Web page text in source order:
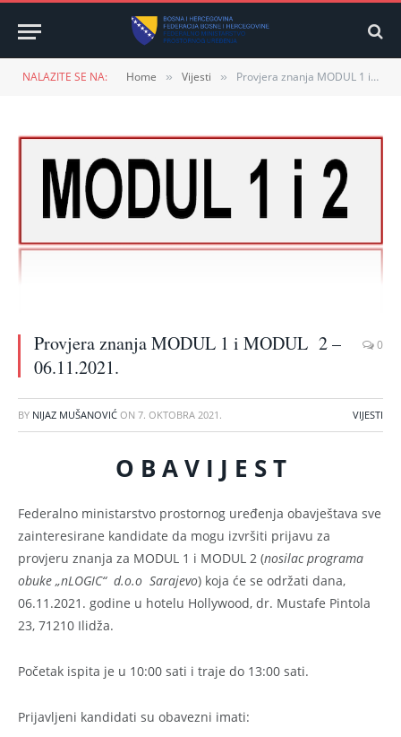
NALAZITE SE NA: Home » Vijesti » Provjera znanja MODUL 1 i MODUL 2 – 06.11.2021.
Provjera znanja MODUL 1 i MODUL 2 –
06.11.2021.
0
BY NIJAZ MUŠANOVIĆ ON 7. OKTOBRA 2021. VIJESTI
O B A V I J E S T
Federalno ministarstvo prostornog uređenja obavještava sve
zainteresirane kandidate da mogu izvršiti prijavu za
provjeru znanja za MODUL 1 i MODUL 2 (nosilac programa
obuke „nLOGIC“ d.o.o Sarajevo) koja će se održati dana,
06.11.2021. godine u hotelu Hollywood, dr. Mustafe Pintola
23, 71210 Ilidža.
Početak ispita je u 10:00 sati i traje do 13:00 sati.
Prijavljeni kandidati su obavezni imati: